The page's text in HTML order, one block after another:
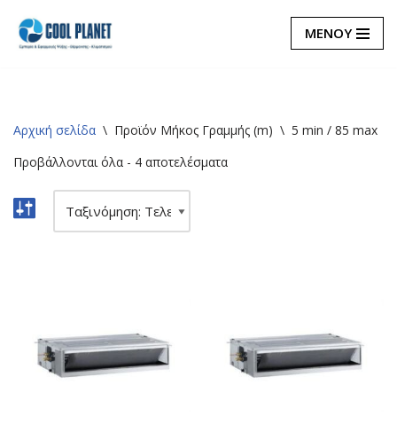
Μεταπηδήστε
ΜΕΝΟΥ
Αρχική σελίδα \ Προϊόν Μήκος Γραμμής (m) \ 5 min / 85 max
Προβάλλονται όλα - 4 αποτελέσματα